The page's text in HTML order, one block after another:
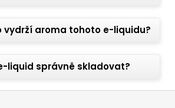
vydrží aroma tohoto e-liquidu?
liquid správně skladovat?